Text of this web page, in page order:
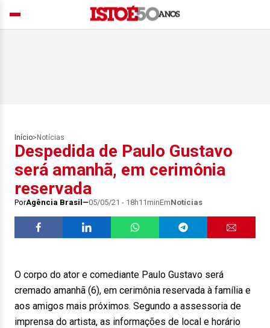
Início> Notícias
Despedida de Paulo Gustavo
será amanhã, em cerimônia
reservada
PorAgência Brasil 05/05/21 - 18h11minEmNotícias
O corpo do ator e comediante Paulo Gustavo será
cremado amanhã (6), em cerimônia reservada à família e
aos amigos mais próximos. Segundo a assessoria de
imprensa do artista, as informações de local e horário